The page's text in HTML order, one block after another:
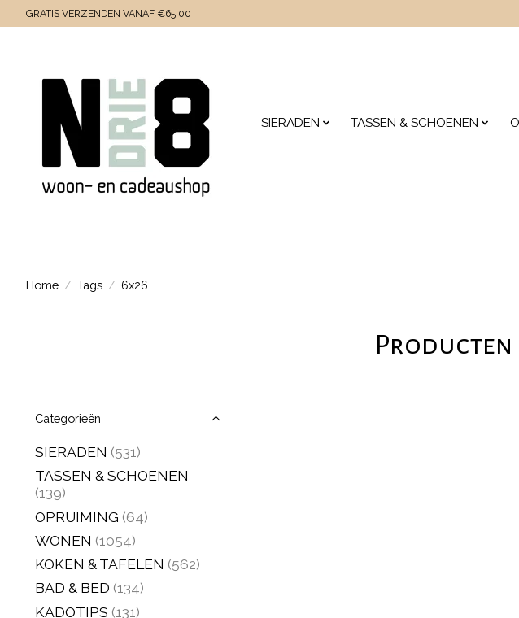
GRATIS VERZENDEN VANAF €65,00
SIERADEN TASSEN & SCHOENEN
Home / Tags / 6x26
Producten
Categorieën
SIERADEN (531)
TASSEN & SCHOENEN
(139)
OPRUIMING (64)
WONEN (1054)
KOKEN & TAFELEN (562)
BAD & BED (134)
KADOTIPS (131)